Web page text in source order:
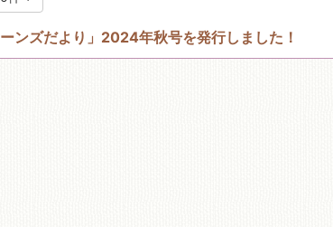
山科図書館
ーンズだより」2024年秋号を発行しました！